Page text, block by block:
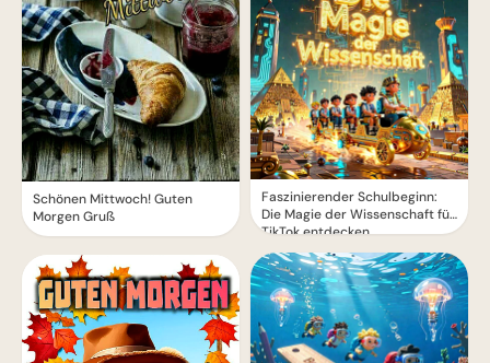
Schönen Mittwoch! Guten
Morgen Gruß
Faszinierender Schulbeginn:
Die Magie der Wissenschaft für
TikTok entdecken